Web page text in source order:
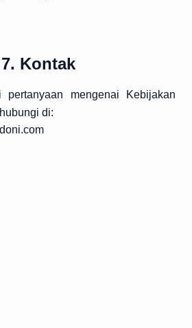
7. Kontak
mengenai Kebijakan
di: